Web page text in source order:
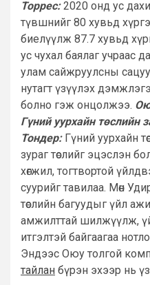
Торрес:2020 онд ус
түвшнийг 80 хувьд
биелүүлж 87.7 хувьд
ус чухал баялаг учраас
улам сайжруулсны
нутагт үзүүлэх
болно гэж онцолжээ.
Гүний уурхайн төслийн
Тондер: Гүний уурхайн
зураг төслийг эцэслэн
хөгжил, тогтвортой
суурийг тавилаа. Мөн
төслийн багуудыг үйл
амжилттай шилжүүлж,
итгэлтэй байгаагаа
Эндээс Оюу толгой
тайлан бүрэн эхээр нь